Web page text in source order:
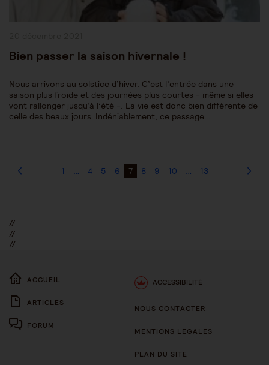
Bien passer la saison hivernale !
Nous arrivons au solstice d’hiver. C’est l’entrée dans une
saison plus froide et des journées plus courtes - même si elles
vont rallonger jusqu’à l’été -. La vie est donc bien différente de
celle des beaux jours. Indéniablement, ce passage…
1 … 4 5 6 7 8 9 10 … 13
//
//
//
ACCUEIL
ARTICLES
FORUM
ACCESSIBILITÉ
NOUS CONTACTER
MENTIONS LÉGALES
PLAN DU SITE